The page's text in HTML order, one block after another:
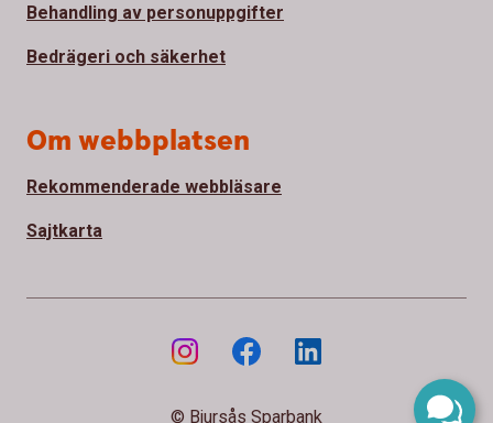
Behandling av personuppgifter
Bedrägeri och säkerhet
Om webbplatsen
Rekommenderade webbläsare
Sajtkarta
© Bjursås Sparbank